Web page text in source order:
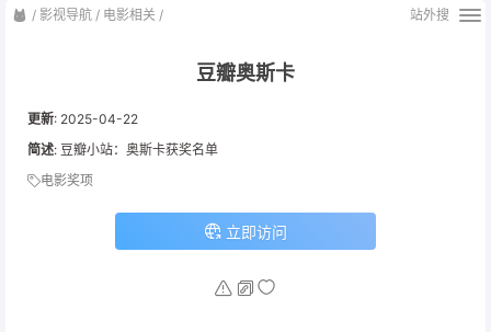
/ 影视导航 / 电影相关 / 站外搜
豆瓣奥斯卡
更新: 2025-04-22
简述: 豆瓣小站：奥斯卡获奖名单
电影奖项
立即访问